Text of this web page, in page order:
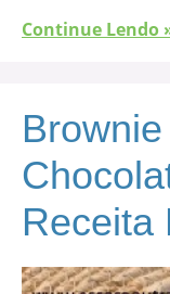
Continue Lendo
Receita